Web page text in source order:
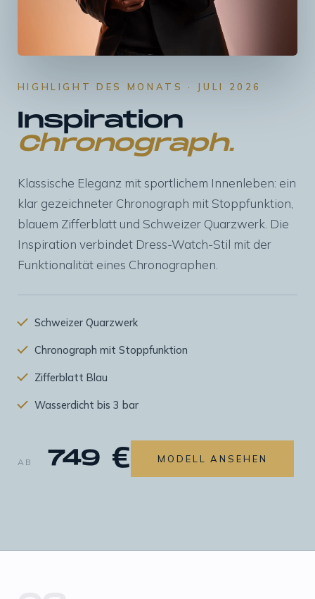
HIGHLIGHT DES MONATS · JULI 2026
Inspiration
Chronograph.
Klassische Eleganz mit sportlichem Innenleben: ein
klar gezeichneter Chronograph mit Stoppfunktion,
blauem Zifferblatt und Schweizer Quarzwerk. Die
Inspiration verbindet Dress-Watch-Stil mit der
Funktionalität eines Chronographen.
Schweizer Quarzwerk
Chronograph mit Stoppfunktion
Zifferblatt Blau
Wasserdicht bis 3 bar
AB 749 € MODELL ANSEHEN